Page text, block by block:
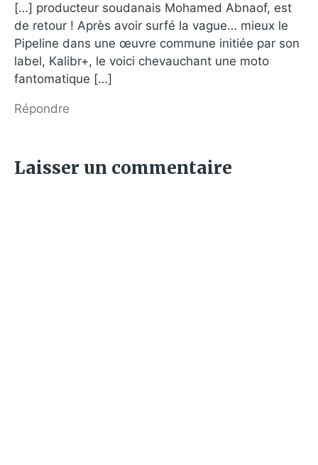
[…] producteur soudanais Mohamed Abnaof, est
de retour ! Après avoir surfé la vague… mieux le
Pipeline dans une œuvre commune initiée par son
label, Kalibr+, le voici chevauchant une moto
fantomatique […]
Répondre
Laisser un commentaire